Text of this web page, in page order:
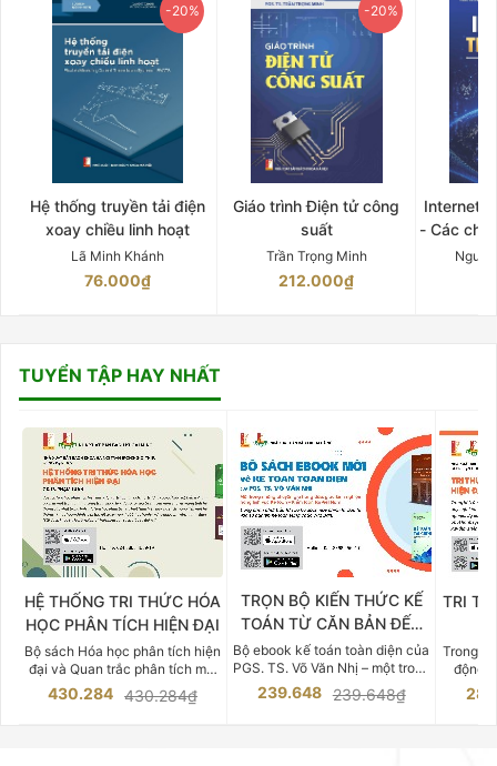
-20%
Hệ thống truyền tải điện
xoay chiều linh hoạt
Lã Minh Khánh
76.000₫
-20%
Giáo trình Điện tử công
suất
Trần Trọng Minh
212.000₫
Internet
- Các
TUYỂN TẬP HAY NHẤT
HỆ THỐNG TRI THỨC HÓA
HỌC PHÂN TÍCH HIỆN ĐẠI
Bộ sách Hóa học phân tích hiện
đại và Quan trắc phân tích môi
trường của Cố Giáo sư, Tiến sĩ
Phạm Luận là một trong những
430.284 430.284₫
TRỌN BỘ KIẾN THỨC KẾ
TOÁN TỪ CĂN BẢN ĐẾN
CHUYÊN SÂU
Bộ ebook kế toán toàn diện của
PGS. TS. Võ Văn Nhị – một trong
những chuyên gia hàng đầu,
giàu kinh nghiệm trong lĩnh vực
239.648 239.648₫
TRI
Trong
động
việc
tế và